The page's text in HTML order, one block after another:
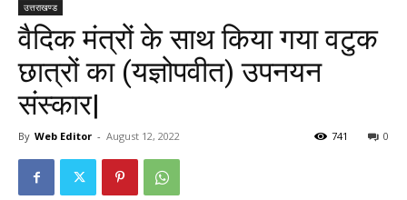
उत्तराखण्ड
वैदिक मंत्रों के साथ किया गया वटुक
छात्रों का (यज्ञोपवीत) उपनयन
संस्कार|
By Web Editor - August 12, 2022 0
741